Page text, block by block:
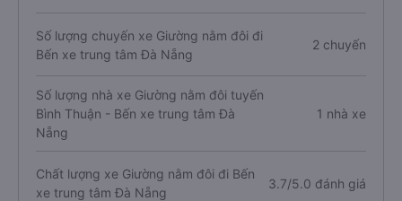
Số lượng chuyến xe Giường nằm đôi đi
Bến xe trung tâm Đà Nẵng
2 chuyến
Số lượng nhà xe Giường nằm đôi tuyến
Bình Thuận - Bến xe trung tâm Đà
Nẵng
1 nhà xe
Chất lượng xe Giường nằm đôi đi Bến
xe trung tâm Đà Nẵng
3.7/5.0 đánh giá